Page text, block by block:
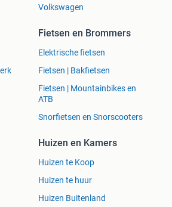
Volkswagen
Fietsen en Brommers
Elektrische fietsen
Fietsen | Bakfietsen
Fietsen | Mountainbikes en
ATB
Snorfietsen en Snorscooters
Huizen en Kamers
Huizen te Koop
Huizen te huur
Huizen Buitenland